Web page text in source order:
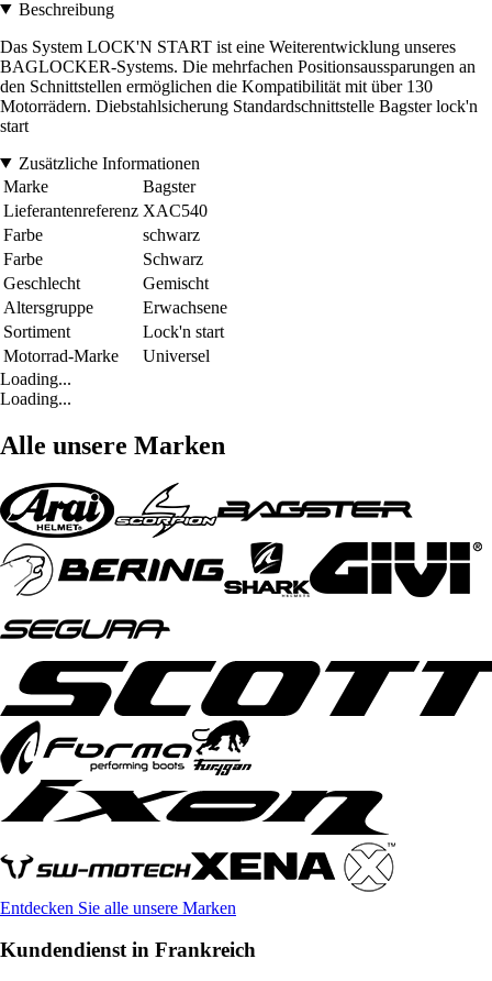
Beschreibung
Das System LOCK'N START ist eine Weiterentwicklung unseres
BAGLOCKER-Systems. Die mehrfachen Positionsaussparungen an
den Schnittstellen ermöglichen die Kompatibilität mit über 130
Motorrädern. Diebstahlsicherung Standardschnittstelle Bagster lock'n
start
Zusätzliche Informationen
Marke
Bagster
Lieferantenreferenz XAC540
Farbe
schwarz
Farbe
Schwarz
Geschlecht
Gemischt
Altersgruppe
Erwachsene
Sortiment
Lock'n start
Motorrad-Marke
Universel
Loading...
Loading...
Alle unsere Marken
Entdecken Sie alle unsere Marken
Kundendienst in Frankreich